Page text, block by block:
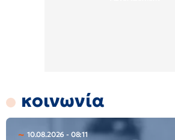
κοινωνία
10.08.2026 - 08:11